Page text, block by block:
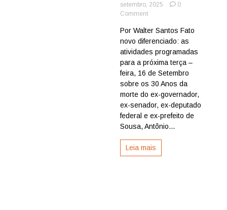
setembro, 2025
0
Commenton
Mariz:
homenagem
pelos
30
de
sua
morte
reúne
autoridades
e
na
OAB
Por Walter Santos Fato
novo diferenciado: as
atividades programadas
para a próxima terça –
feira, 16 de Setembro
sobre os 30 Anos da
morte do ex-governador,
ex-senador, ex-deputado
federal e ex-prefeito de
Sousa, Antônio...
Leia mais